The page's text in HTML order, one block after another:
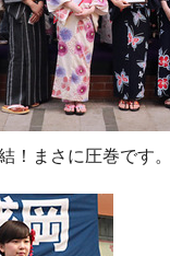
！まさに圧巻です。